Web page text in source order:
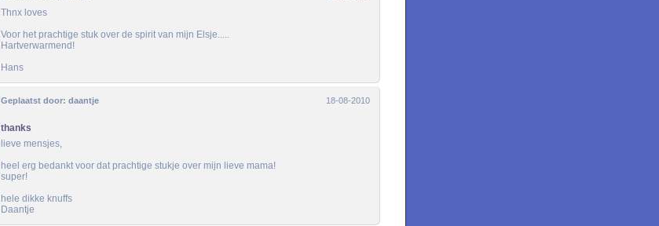
Thnx loves
Voor het prachtige stuk over de spirit van mijn Elsje.....
Hartverwarmend!
Hans
18-08-2010
Geplaatst door: daantje
thanks
lieve mensjes,
heel erg bedankt voor dat prachtige stukje over mijn lieve mama!
super!
hele dikke knuffs
Daantje